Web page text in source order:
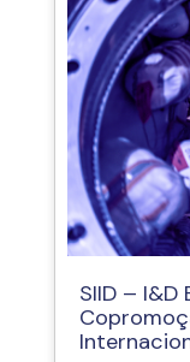
SIID –